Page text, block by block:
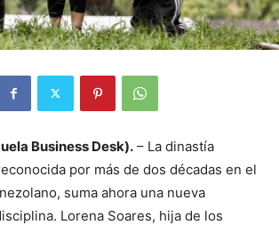
Business Desk). – La dinastía
por más de dos décadas en el
suma ahora una nueva
Lorena Soares, hija de los